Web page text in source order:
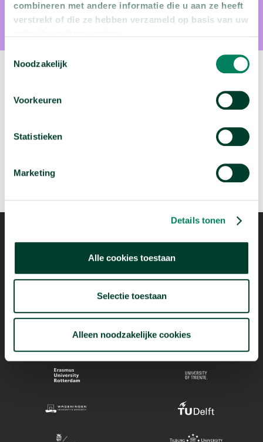
combineren met andere informatie die u aan ze heeft
verstrekt of die ze hebben verzameld op basis van uw
Toestemmingsselectie
Noodzakelijk
Voorkeuren
Statistieken
Marketing
Details tonen
Alle cookies toestaan
Selectie toestaan
Alleen noodzakelijke cookies
natuurkunde achter het fietsen uitpluist.
arrow_forward
Mogelijk dankzij